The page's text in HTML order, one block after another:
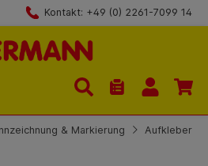
Kontakt: +49 (0) 2261-7099 14
Du hast 0
& Markierung
Aufkleber